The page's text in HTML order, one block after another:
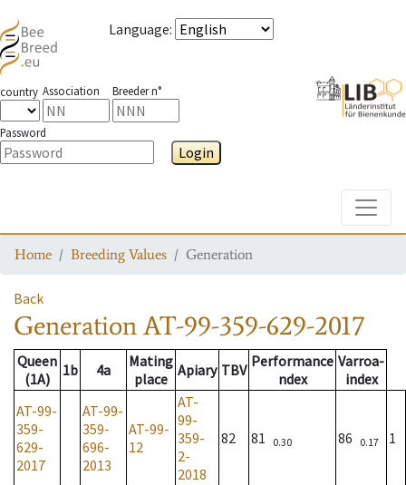
Language:
country Association Breeder n°
Password
Login
Home Breeding Values Generation
Back
GenerationAT-99-359-629-2017
Queen
(1A)
1b 4a
Mating
place Apiary TBV Performance
ndex
Varroa-
index
AT-99-
359-
629-
2017
AT-99-
359-
696-
2013
AT-99-
12
AT-
99-
359-
2-
2018
82 81 0.30 86 0.17 1